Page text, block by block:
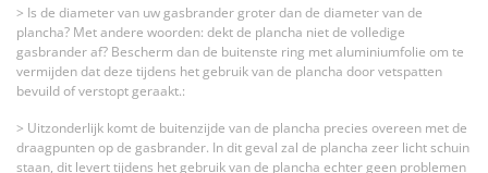
> Is de diameter van uw gasbrander groter dan de diameter van de
plancha? Met andere woorden: dekt de plancha niet de volledige
gasbrander af? Bescherm dan de buitenste ring met aluminiumfolie om te
vermijden dat deze tijdens het gebruik van de plancha door vetspatten
bevuild of verstopt geraakt.:
> Uitzonderlijk komt de buitenzijde van de plancha precies overeen met de
draagpunten op de gasbrander. In dit geval zal de plancha zeer licht schuin
staan, dit levert tijdens het gebruik van de plancha echter geen problemen